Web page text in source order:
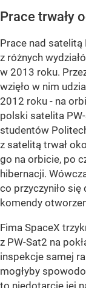
Prace trwały
Prace nad satelitą
z różnych
w 2013 roku.
wzięło w nim
2012 roku - na
polski satelita
studentów
z satelitą trwał
go na orbicie, po
hibernacji.
co przyczyniło
komendy
Fima SpaceX
z PW-Sat2 na
inspekcje samej
mogłyby